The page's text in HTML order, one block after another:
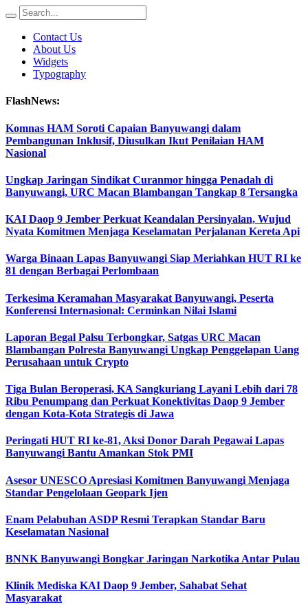
Contact Us
About Us
Widgets
Typography
FlashNews:
Komnas HAM Soroti Capaian Banyuwangi dalam
Pembangunan Inklusif, Diusulkan Ikut Penilaian HAM
Nasional
Ungkap Jaringan Sindikat Curanmor hingga Penadah di
Banyuwangi, URC Macan Blambangan Tangkap 8 Tersangka
KAI Daop 9 Jember Perkuat Keandalan Persinyalan, Wujud
Nyata Komitmen Menjaga Keselamatan Perjalanan Kereta Api
Warga Binaan Lapas Banyuwangi Siap Meriahkan HUT RI ke
81 dengan Berbagai Perlombaan
Terkesima Keramahan Masyarakat Banyuwangi, Peserta
Konferensi Internasional: Cerminkan Nilai Islami
Laporan Begal Palsu Terbongkar, Satgas URC Macan
Blambangan Polresta Banyuwangi Ungkap Penggelapan Uang
Perusahaan untuk Crypto
Tiga Bulan Beroperasi, KA Sangkuriang Layani Lebih dari 78
Ribu Penumpang dan Perkuat Konektivitas Daop 9 Jember
dengan Kota-Kota Strategis di Jawa
Peringati HUT RI ke-81, Aksi Donor Darah Pegawai Lapas
Banyuwangi Bantu Amankan Stok PMI
Asesor UNESCO Apresiasi Komitmen Banyuwangi Menjaga
Standar Pengelolaan Geopark Ijen
Enam Pelabuhan ASDP Resmi Terapkan Standar Baru
Keselamatan Nasional
BNNK Banyuwangi Bongkar Jaringan Narkotika Antar Pulau
Klinik Mediska KAI Daop 9 Jember, Sahabat Sehat
Masyarakat